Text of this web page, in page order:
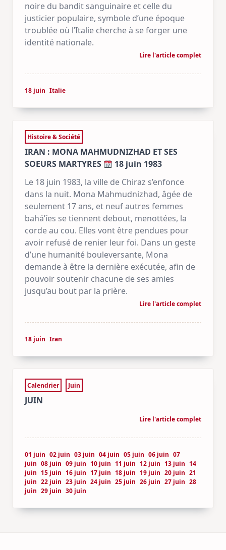
noire du bandit sanguinaire et celle du
justicier populaire, symbole d’une époque
troublée où l’Italie cherche à se forger une
identité nationale.
Lire l'article complet
18 juin Italie
Histoire & Société
IRAN : MONA MAHMUDNIZHAD ET SES
SOEURS MARTYRES
18 juin 1983
Le 18 juin 1983, la ville de Chiraz s’enfonce
dans la nuit. Mona Mahmudnizhad, âgée de
seulement 17 ans, et neuf autres femmes
bahá’íes se tiennent debout, menottées, la
corde au cou. Elles vont être pendues pour
avoir refusé de renier leur foi. Dans un geste
d’une humanité bouleversante, Mona
demande à être la dernière exécutée, afin de
pouvoir soutenir chacune de ses amies
jusqu’au bout par la prière.
Lire l'article complet
18 juin Iran
Calendrier Juin
JUIN
Lire l'article complet
01 juin 02 juin 03 juin 04 juin 05 juin 06 juin 07
juin 08 juin 09 juin 10 juin 11 juin 12 juin 13 juin 14
juin 15 juin 16 juin 17 juin 18 juin 19 juin 20 juin 21
juin 22 juin 23 juin 24 juin 25 juin 26 juin 27 juin 28
juin 29 juin 30 juin